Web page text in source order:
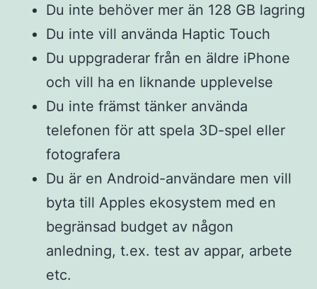
Du inte behöver mer än 128 GB lagring
Du inte vill använda Haptic Touch
Du uppgraderar från en äldre iPhone
och vill ha en liknande upplevelse
Du inte främst tänker använda
telefonen för att spela 3D-spel eller
fotografera
Du är en Android-användare men vill
byta till Apples ekosystem med en
begränsad budget av någon
anledning, t.ex. test av appar, arbete
etc.